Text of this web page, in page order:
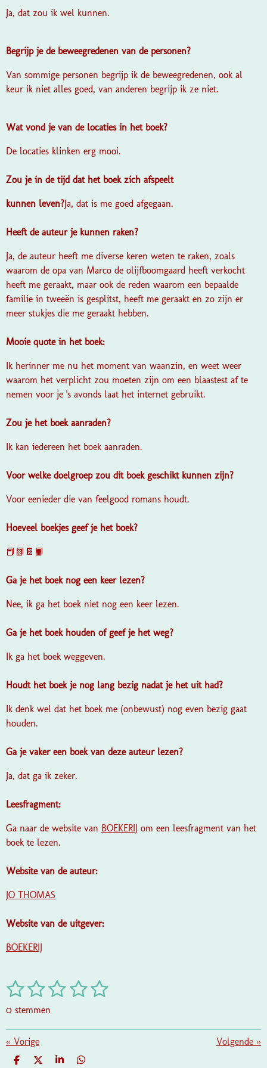
Ja, dat zou ik wel kunnen.
Begrijp je de beweegredenen van de personen?
Van sommige personen begrijp ik de beweegredenen, ook al
keur ik niet alles goed, van anderen begrijp ik ze niet.
Wat vond je van de locaties in het boek?
De locaties klinken erg mooi.
Zou je in de tijd dat het boek zich afspeelt
kunnen leven? Ja, dat is me goed afgegaan.
Heeft de auteur je kunnen raken?
Ja, de auteur heeft me diverse keren weten te raken, zoals
waarom de opa van Marco de olijfboomgaard heeft verkocht
heeft me geraakt, maar ook de reden waarom een bepaalde
familie in tweeën is gesplitst, heeft me geraakt en zo zijn er
meer stukjes die me geraakt hebben.
Mooie quote in het boek:
Ik herinner me nu het moment van waanzin, en weet weer
waarom het verplicht zou moeten zijn om een blaastest af te
nemen voor je 's avonds laat het internet gebruikt.
Zou je het boek aanraden?
Ik kan iedereen het boek aanraden.
Voor welke doelgroep zou dit boek geschikt kunnen zijn?
Voor eenieder die van feelgood romans houdt.
Hoeveel boekjes geef je het boek?
📕📗📔📙
Ga je het boek nog een keer lezen?
Nee, ik ga het boek niet nog een keer lezen.
Ga je het boek houden of geef je het weg?
Ik ga het boek weggeven.
Houdt het boek je nog lang bezig nadat je het uit had?
Ik denk wel dat het boek me (onbewust) nog even bezig gaat
houden.
Ga je vaker een boek van deze auteur lezen?
Ja, dat ga ik zeker.
Leesfragment:
Ga naar de website van BOEKERIJ
om een leesfragment van het
boek te lezen.
Website van de auteur:
JO THOMAS
Website van de uitgever:
BOEKERIJ
R
t
i
n
1
s
t
e
2
s
t
e
3
s
t
4
t
5
t
S
m
0 stemmen
« Vorige Volgende »
D
D
S
D